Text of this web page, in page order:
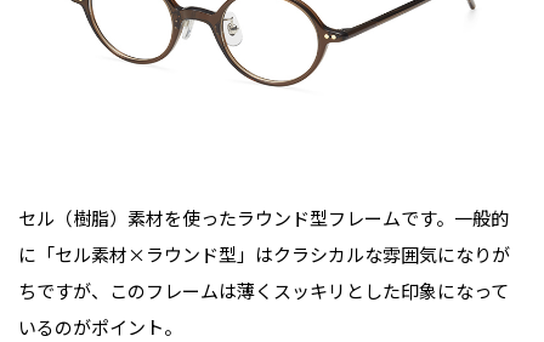
セル（樹脂）素材を使ったラウンド型フレームです。一般的
に「セル素材×ラウンド型」はクラシカルな雰囲気になりが
ちですが、このフレームは薄くスッキリとした印象になって
いるのがポイント。